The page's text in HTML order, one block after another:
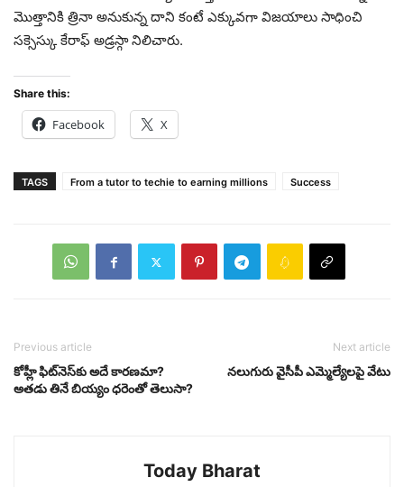
మొత్తానికి త్రినా అనుకున్న దాని కంటే ఎక్కువగా విజయాలు సాధించి
సక్సెస్కు కేరాఫ్ అడ్రస్గా నిలిచారు.
Share this:
Facebook X
TAGS From a tutor to techie to earning millions Success
Previous article
కోహ్లీ ఫిట్‌నెస్‌కు అదే కారణమా?
అతడు తినే బియ్యం ధరెంతో తెలుసా?
Next article
న‌లుగురు వైసీపీ ఎమ్మెల్యేల‌పై వేటు
Today Bharat